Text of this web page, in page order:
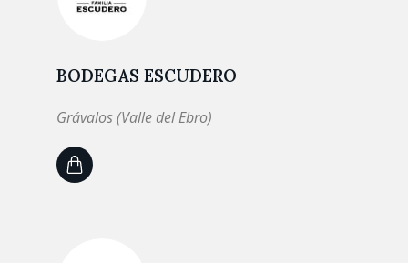
BODEGAS ESCUDERO
Grávalos (Valle del Ebro)